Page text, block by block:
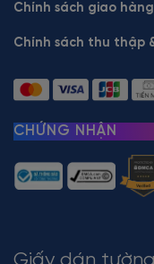
Chính sách giao
Chính sách thu thập
CHỨNG NHẬN